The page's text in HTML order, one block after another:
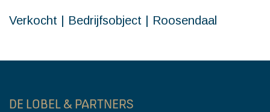
Verkocht | Bedrijfsobject | Roosendaal
DE LOBEL & PARTNERS